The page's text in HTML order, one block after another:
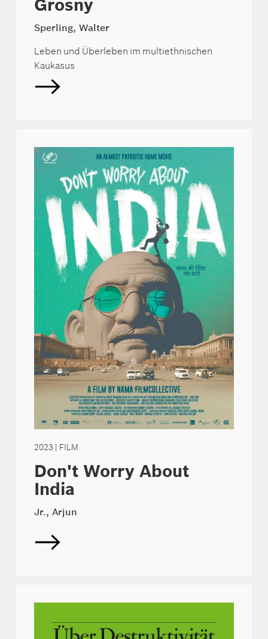
Grosny
Sperling, Walter
Leben und Überleben im multiethnischen
Kaukasus
2023 | FILM
Don't Worry About
India
Jr., Arjun